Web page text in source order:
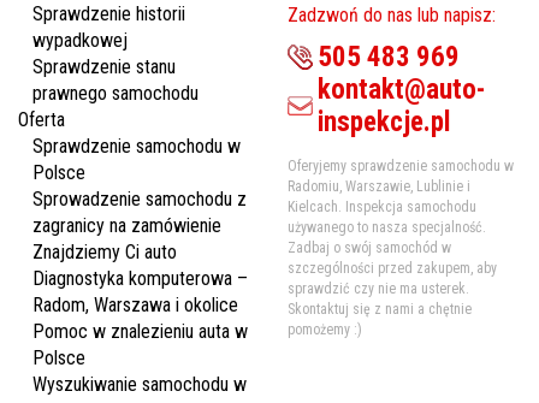
Sprawdzenie historii
wypadkowej
Sprawdzenie stanu
prawnego samochodu
Oferta
Sprawdzenie samochodu w
Polsce
Sprowadzenie samochodu z
zagranicy na zamówienie
Znajdziemy Ci auto
Diagnostyka komputerowa –
Radom, Warszawa i okolice
Pomoc w znalezieniu auta w
Polsce
Wyszukiwanie samochodu w
Zadzwoń do nas lub napisz:
505 483 969
kontakt@auto-
inspekcje.pl
Oferyjemy sprawdzenie samochodu w
Radomiu, Warszawie, Lublinie i
Kielcach. Inspekcja samochodu
używanego to nasza specjalność.
Zadbaj o swój samochód w
szczególności przed zakupem, aby
sprawdzić czy nie ma usterek.
Skontaktuj się z nami a chętnie
pomożemy :)